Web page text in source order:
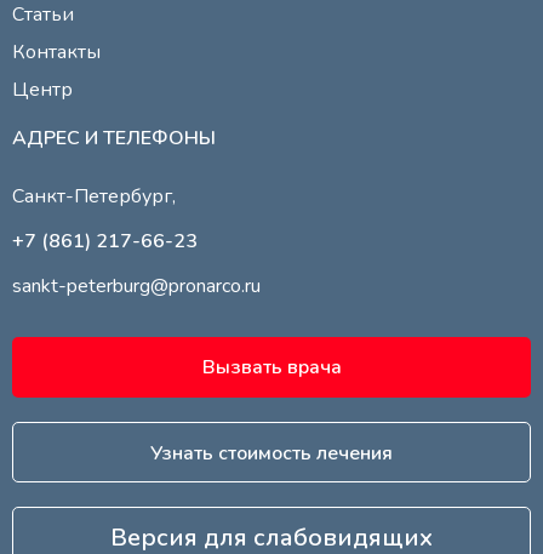
Статьи
Контакты
Центр
АДРЕС И ТЕЛЕФОНЫ
Санкт-Петербург,
+7 (861) 217-66-23
sankt-peterburg@pronarco.ru
Вызвать врача
Узнать стоимость лечения
Версия для слабовидящих